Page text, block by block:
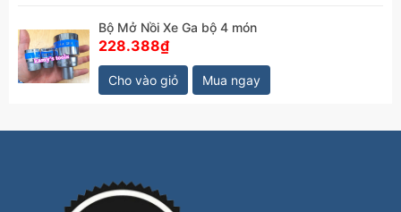
Bộ Mở Nồi Xe Ga bộ 4 món
228.388₫
Cho vào giỏ Mua ngay